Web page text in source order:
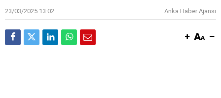
23/03/2025 13:02 Anka Haber Ajansı